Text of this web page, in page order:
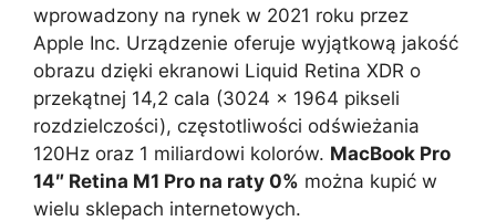
wprowadzony na rynek w 2021 roku przez
Apple Inc. Urządzenie oferuje wyjątkową jakość
obrazu dzięki ekranowi Liquid Retina XDR o
przekątnej 14,2 cala (3024 x 1964 pikseli
rozdzielczości), częstotliwości odświeżania
120Hz oraz 1 miliardowi kolorów. MacBook Pro
14″ Retina M1 Pro na raty 0% można kupić w
wielu sklepach internetowych.